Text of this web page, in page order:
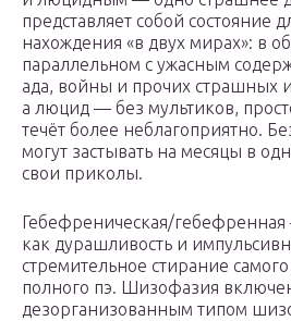
представляет собой состояние
нахождения «в двух мирах»: в
параллельном с ужасным
ада, войны и прочих страшных
а люцид — без мультиков,
течёт более неблагоприятно.
могут застывать на месяцы в
свои приколы.
Гебефреническая/гебефренная
как дурашливость и
стремительное стирание
полного пэ. Шизофазия
дезорганизованным типом